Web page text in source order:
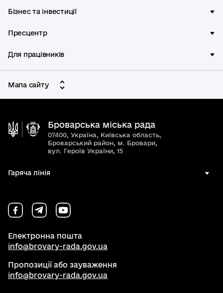
Бізнес та інвестиції
Пресцентр
Для працівників
Мапа сайту
Броварська міська рада
07400, Україна, Київська область,
Броварський район, м. Бровари,
вул. Героїв України, 15
Гаряча лінія
Електронна пошта
info@brovary-rada.gov.ua
Пропозиції або зауваження
info@brovary-rada.gov.ua